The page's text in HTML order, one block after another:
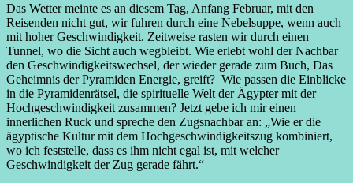
Das Wetter meinte es an diesem Tag, Anfang Februar, mit den
Reisenden nicht gut, wir fuhren durch eine Nebelsuppe, wenn auch
mit hoher Geschwindigkeit. Zeitweise rasten wir durch einen
Tunnel, wo die Sicht auch wegbleibt. Wie erlebt wohl der Nachbar
den Geschwindigkeitswechsel, der wieder gerade zum Buch, Das
Geheimnis der Pyramiden Energie, greift? Wie passen die Einblicke
in die Pyramidenrätsel, die spirituelle Welt der Ägypter mit der
Hochgeschwindigkeit zusammen? Jetzt gebe ich mir einen
innerlichen Ruck und spreche den Zugsnachbar an: „Wie er die
ägyptische Kultur mit dem Hochgeschwindigkeitszug kombiniert,
wo ich feststelle, dass es ihm nicht egal ist, mit welcher
Geschwindigkeit der Zug gerade fährt.“